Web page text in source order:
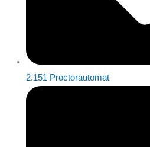
2.151 Proctorautomat